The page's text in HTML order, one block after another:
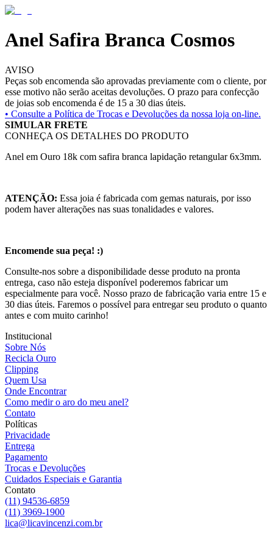
Anel Safira Branca Cosmos
AVISO
Peças sob encomenda são aprovadas previamente com o cliente, por
esse motivo não serão aceitas devoluções. O prazo para confecção
de joias sob encomenda é de 15 a 30 dias úteis.
• Consulte a Política de Trocas e Devoluções da nossa loja on-line.
SIMULAR FRETE
CONHEÇA OS DETALHES DO PRODUTO
Anel em Ouro 18k com safira branca lapidação retangular 6x3mm.
ATENÇÃO: Essa joia é fabricada com gemas naturais, por isso
podem haver alterações nas suas tonalidades e valores.
Encomende sua peça! :)
Consulte-nos sobre a disponibilidade desse produto na pronta
entrega, caso não esteja disponível poderemos fabricar um
especialmente para você. Nosso prazo de fabricação varia entre 15 e
30 dias úteis. Faremos o possível para entregar seu produto o quanto
antes e com muito carinho!
Institucional
Sobre Nós
Recicla Ouro
Clipping
Quem Usa
Onde Encontrar
Como medir o aro do meu anel?
Contato
Políticas
Privacidade
Entrega
Pagamento
Trocas e Devoluções
Cuidados Especiais e Garantia
Contato
(11) 94536-6859
(11) 3969-1900
lica@licavincenzi.com.br